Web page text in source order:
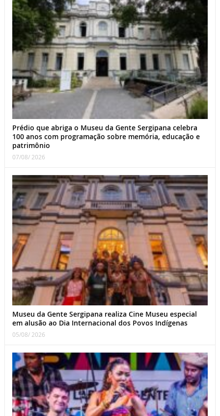
Prédio que abriga o Museu da Gente Sergipana celebra
100 anos com programação sobre memória, educação e
patrimônio
07/08/ 2026
Museu da Gente Sergipana realiza Cine Museu especial
em alusão ao Dia Internacional dos Povos Indígenas
05/08/ 2026